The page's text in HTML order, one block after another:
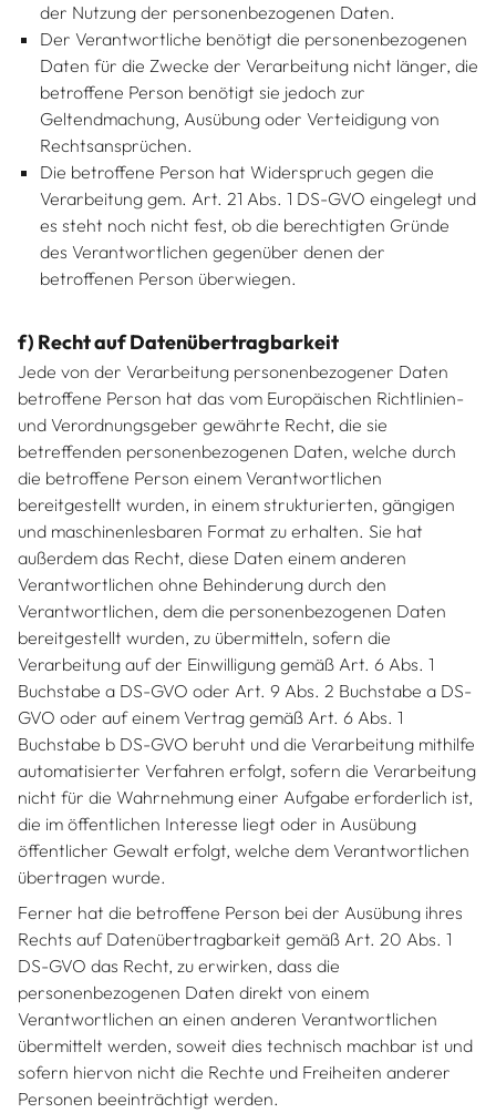
der Nutzung der personenbezogenen Daten.
Der Verantwortliche benötigt die personenbezogenen
Daten für die Zwecke der Verarbeitung nicht länger, die
betroffene Person benötigt sie jedoch zur
Geltendmachung, Ausübung oder Verteidigung von
Rechtsansprüchen.
Die betroffene Person hat Widerspruch gegen die
Verarbeitung gem. Art. 21 Abs. 1 DS-GVO eingelegt und
es steht noch nicht fest, ob die berechtigten Gründe
des Verantwortlichen gegenüber denen der
betroffenen Person überwiegen.
f) Recht auf Datenübertragbarkeit
Jede von der Verarbeitung personenbezogener Daten
betroffene Person hat das vom Europäischen Richtlinien-
und Verordnungsgeber gewährte Recht, die sie
betreffenden personenbezogenen Daten, welche durch
die betroffene Person einem Verantwortlichen
bereitgestellt wurden, in einem strukturierten, gängigen
und maschinenlesbaren Format zu erhalten. Sie hat
außerdem das Recht, diese Daten einem anderen
Verantwortlichen ohne Behinderung durch den
Verantwortlichen, dem die personenbezogenen Daten
bereitgestellt wurden, zu übermitteln, sofern die
Verarbeitung auf der Einwilligung gemäß Art. 6 Abs. 1
Buchstabe a DS-GVO oder Art. 9 Abs. 2 Buchstabe a DS-
GVO oder auf einem Vertrag gemäß Art. 6 Abs. 1
Buchstabe b DS-GVO beruht und die Verarbeitung mithilfe
automatisierter Verfahren erfolgt, sofern die Verarbeitung
nicht für die Wahrnehmung einer Aufgabe erforderlich ist,
die im öffentlichen Interesse liegt oder in Ausübung
öffentlicher Gewalt erfolgt, welche dem Verantwortlichen
übertragen wurde.
Ferner hat die betroffene Person bei der Ausübung ihres
Rechts auf Datenübertragbarkeit gemäß Art. 20 Abs. 1
DS-GVO das Recht, zu erwirken, dass die
personenbezogenen Daten direkt von einem
Verantwortlichen an einen anderen Verantwortlichen
übermittelt werden, soweit dies technisch machbar ist und
sofern hiervon nicht die Rechte und Freiheiten anderer
Personen beeinträchtigt werden.